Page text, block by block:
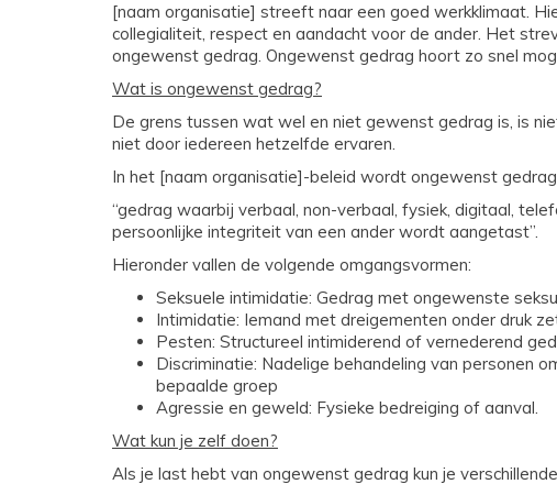
[naam organisatie] streeft naar een goed werkklimaat.
collegialiteit, respect en aandacht voor de ander. Het
ongewenst gedrag. Ongewenst gedrag hoort zo snel
Wat is ongewenst gedrag?
De grens tussen wat wel en niet gewenst gedrag is, is
niet door iedereen hetzelfde ervaren.
In het [naam organisatie]-beleid wordt ongewenst
“gedrag waarbij verbaal, non-verbaal, fysiek, digitaal,
persoonlijke integriteit van een ander wordt aangetast”.
Hieronder vallen de volgende omgangsvormen:
Seksuele intimidatie: Gedrag met ongewenste
Intimidatie: Iemand met dreigementen onder druk
Pesten: Structureel intimiderend of vernederend
Discriminatie: Nadelige behandeling van personen
bepaalde groep
Agressie en geweld: Fysieke bedreiging of aanval.
Wat kun je zelf doen?
Als je last hebt van ongewenst gedrag kun je